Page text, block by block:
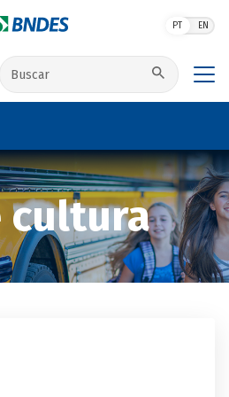
PT EN
Buscar no site
cultura